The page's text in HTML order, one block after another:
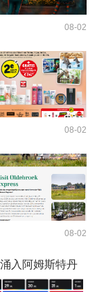
08-02
08-02
08-02
入阿姆斯特丹